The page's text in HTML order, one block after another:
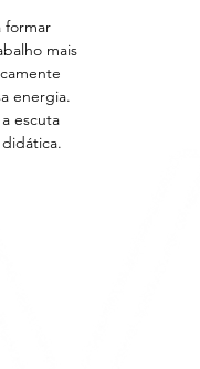
formar
mais
energia.
escuta